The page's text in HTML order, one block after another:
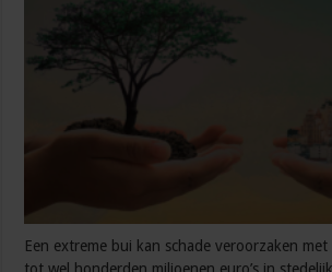
Een extreme bui kan schade veroorzaken